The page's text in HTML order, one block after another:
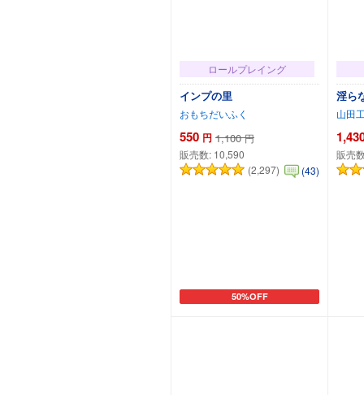
ロールプレイング
インプの里
おもちだいふく
550 円 1,100 円
販売数: 10,590
(2,297)
(43)
50%OFF
カートに追加
淫ら
山田
販売